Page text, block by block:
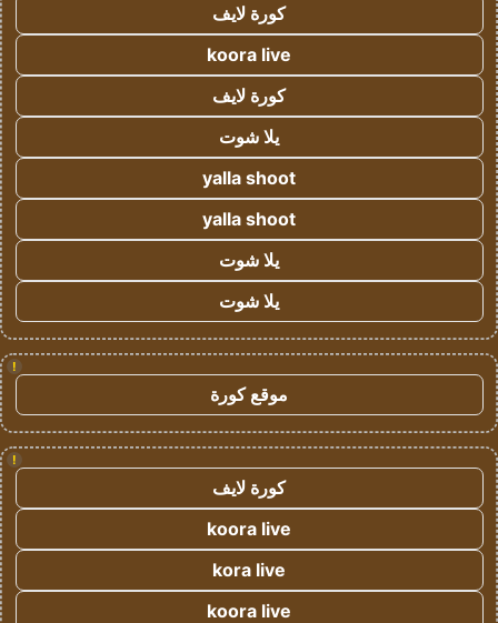
كورة لايف
koora live
كورة لايف
يلا شوت
yalla shoot
yalla shoot
يلا شوت
يلا شوت
!
موقع كورة
!
كورة لايف
koora live
kora live
koora live